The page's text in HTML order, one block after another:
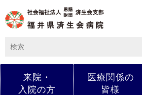
来院・
入院の方
医療関係の
皆様